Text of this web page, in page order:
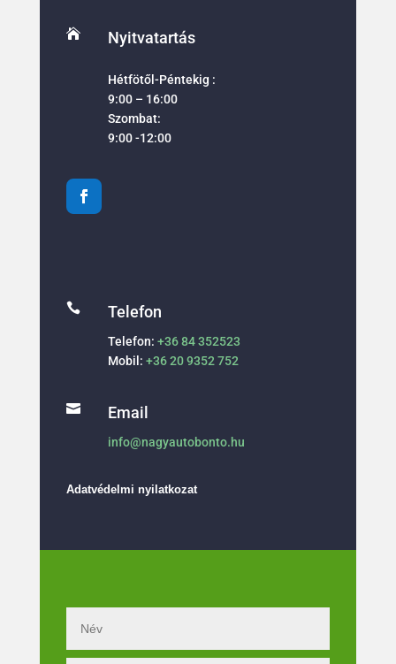
 Nyitvatartás
Hétfötől-Péntekig :
9:00 – 16:00
Szombat:
9:00 -12:00
 Telefon
Telefon: +36 84 352523
Mobil: +36 20 9352 752
 Email
info@nagyautobonto.hu
Adatvédelmi nyilatkozat